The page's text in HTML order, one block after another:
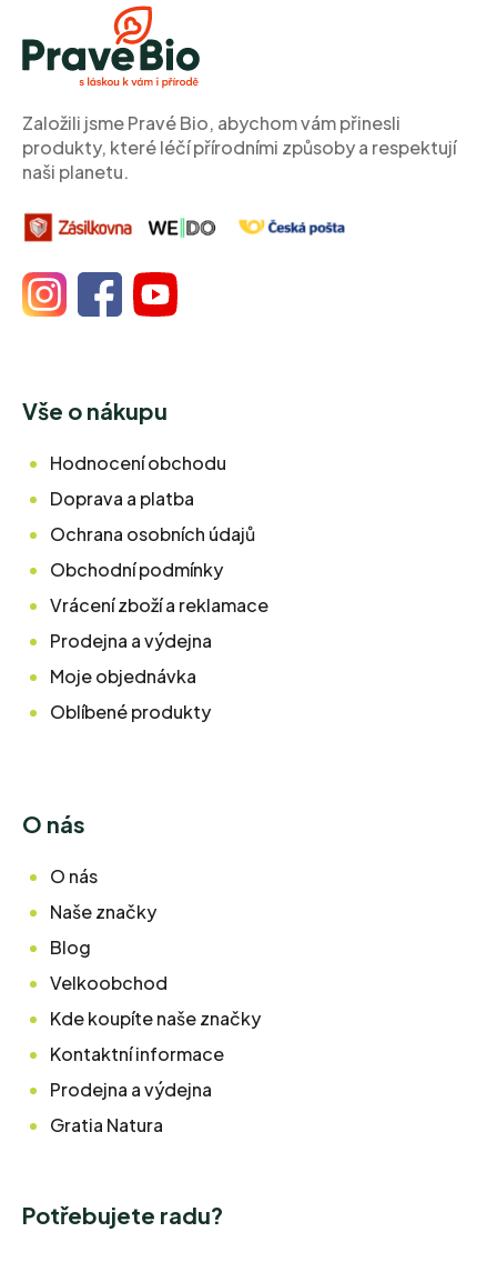
Založili jsme Pravé Bio, abychom vám přinesli
produkty, které léčí přírodními způsoby a respektují
naši planetu.
Vše o nákupu
Hodnocení obchodu
Doprava a platba
Ochrana osobních údajů
Obchodní podmínky
Vrácení zboží a reklamace
Prodejna a výdejna
Moje objednávka
Oblíbené produkty
O nás
O nás
Naše značky
Blog
Velkoobchod
Kde koupíte naše značky
Kontaktní informace
Prodejna a výdejna
Gratia Natura
Potřebujete radu?